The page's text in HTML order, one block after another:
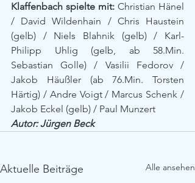
Klaffenbach spielte mit: Christian Hänel
/ David Wildenhain / Chris Haustein
(gelb) / Niels Blahnik (gelb) / Karl-
Philipp Uhlig (gelb, ab 58.Min.
Sebastian Golle) / Vasilii Fedorov /
Jakob Häußler (ab 76.Min. Torsten
Härtig) / Andre Voigt / Marcus Schenk /
Jakob Eckel (gelb) / Paul Munzert
Autor: Jürgen Beck
Aktuelle Beiträge Alle ansehen